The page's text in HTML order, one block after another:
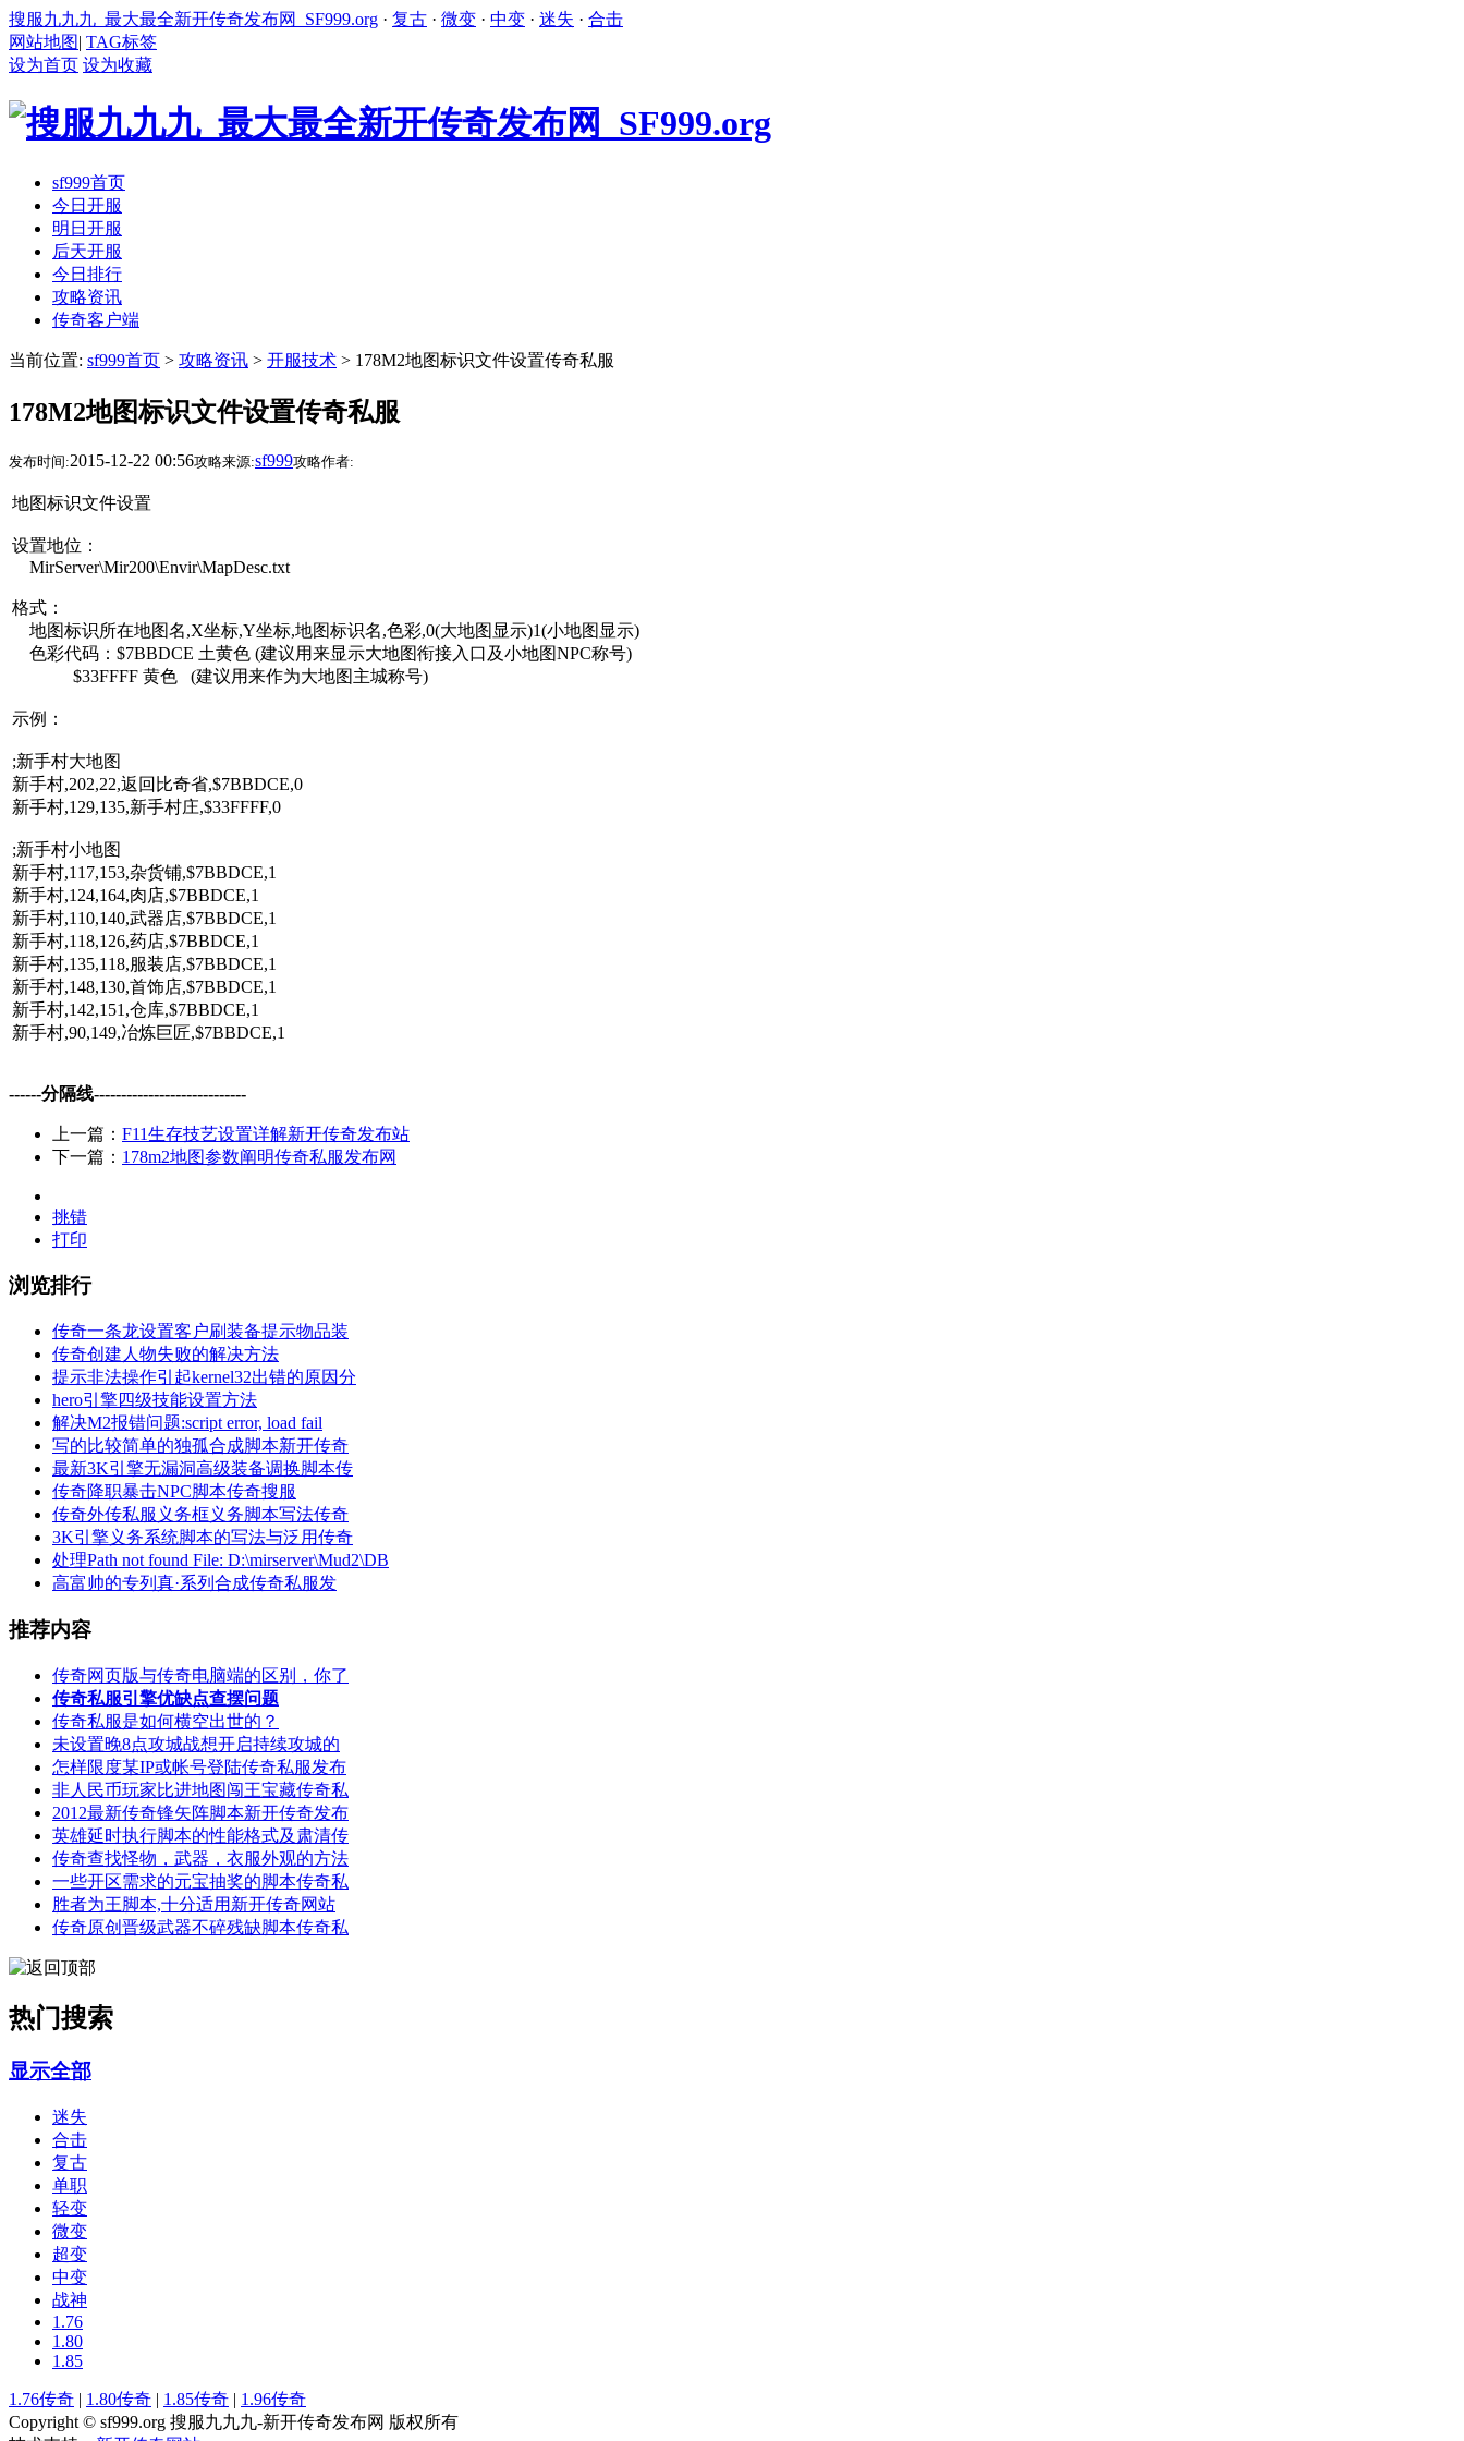
搜服九九九_最大最全新开传奇发布网_SF999.org · 复古 · 微变 · 中变 · 迷失 · 合击
网站地图| TAG标签
设为首页 设为收藏
sf999首页
今日开服
明日开服
后天开服
今日排行
攻略资讯
传奇客户端
当前位置: sf999首页 > 攻略资讯 > 开服技术 > 178M2地图标识文件设置传奇私服
178M2地图标识文件设置传奇私服
发布时间:2015-12-22 00:56攻略来源:sf999攻略作者:
地图标识文件设置
设置地位：
MirServer\Mir200\Envir\MapDesc.txt
格式：
地图标识所在地图名,X坐标,Y坐标,地图标识名,色彩,0(大地图显示)1(小地图显示)
色彩代码：$7BBDCE 土黄色 (建议用来显示大地图衔接入口及小地图NPC称号)
$33FFFF 黄色 (建议用来作为大地图主城称号)
示例：
;新手村大地图
新手村,202,22,返回比奇省,$7BBDCE,0
新手村,129,135,新手村庄,$33FFFF,0
;新手村小地图
新手村,117,153,杂货铺,$7BBDCE,1
新手村,124,164,肉店,$7BBDCE,1
新手村,110,140,武器店,$7BBDCE,1
新手村,118,126,药店,$7BBDCE,1
新手村,135,118,服装店,$7BBDCE,1
新手村,148,130,首饰店,$7BBDCE,1
新手村,142,151,仓库,$7BBDCE,1
新手村,90,149,冶炼巨匠,$7BBDCE,1
------分隔线----------------------------
上一篇： F11生存技艺设置详解新开传奇发布站
下一篇： 178m2地图参数阐明传奇私服发布网
挑错
打印
浏览排行
传奇一条龙设置客户刷装备提示物品装
传奇创建人物失败的解决方法
提示非法操作引起kernel32出错的原因分
hero引擎四级技能设置方法
解决M2报错问题:script error, load fail
写的比较简单的独孤合成脚本新开传奇
最新3K引擎无漏洞高级装备调换脚本传
传奇降职暴击NPC脚本传奇搜服
传奇外传私服义务框义务脚本写法传奇
3K引擎义务系统脚本的写法与泛用传奇
处理Path not found File: D:\mirserver\Mud2\DB
高富帅的专列真·系列合成传奇私服发
推荐内容
传奇网页版与传奇电脑端的区别，你了
传奇私服引擎优缺点查摆问题
传奇私服是如何横空出世的？
未设置晚8点攻城战想开启持续攻城的
怎样限度某IP或帐号登陆传奇私服发布
非人民币玩家比进地图闯王宝藏传奇私
2012最新传奇锋矢阵脚本新开传奇发布
英雄延时执行脚本的性能格式及肃清传
传奇查找怪物，武器，衣服外观的方法
一些开区需求的元宝抽奖的脚本传奇私
胜者为王脚本,十分适用新开传奇网站
传奇原创晋级武器不碎残缺脚本传奇私
热门搜索
显示全部
迷失
合击
复古
单职
轻变
微变
超变
中变
战神
1.76
1.80
1.85
1.76传奇 | 1.80传奇 | 1.85传奇 | 1.96传奇
Copyright © sf999.org 搜服九九九-新开传奇发布网 版权所有